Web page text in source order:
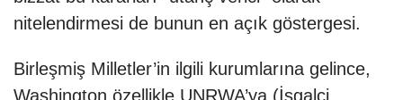
nitelendirmesi de bunun en açık göstergesi.
Birleşmiş Milletler’in ilgili kurumlarına gelince,
Washington özellikle UNRWA’ya (İşgalci